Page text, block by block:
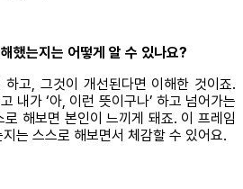
했는지는 어떻게 알 수 있나요?
고, 그것이 개선된다면 이해한 것이죠.
내가 ‘아, 이런 뜻이구나’ 하고 넘어가는
해보면 본인이 느끼게 돼죠. 이 프레임
는 스스로 해보면서 체감할 수 있어요.